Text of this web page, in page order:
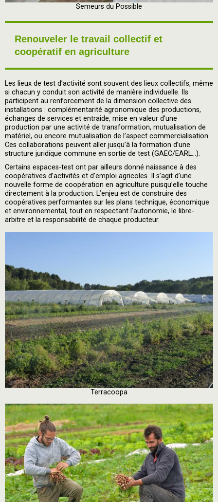
Semeurs du Possible
Renouveler le travail collectif et
coopératif en agriculture
Les lieux de test d’activité sont souvent des lieux collectifs, même
si chacun y conduit son activité de manière individuelle. Ils
participent au renforcement de la dimension collective des
installations : complémentarité agronomique des productions,
échanges de services et entraide, mise en valeur d’une
production par une activité de transformation, mutualisation de
matériel, ou encore mutualisation de l’aspect commercialisation.
Ces collaborations peuvent aller jusqu’à la formation d’une
structure juridique commune en sortie de test (GAEC/EARL…).
Certains espaces-test ont par ailleurs donné naissance à des
coopératives d’activités et d’emploi agricoles. Il s’agit d’une
nouvelle forme de coopération en agriculture puisqu’elle touche
directement à la production. L’enjeu est de construire des
coopératives performantes sur les plans technique, économique
et environnemental, tout en respectant l’autonomie, le libre-
arbitre et la responsabilité de chaque producteur.
Terracoopa